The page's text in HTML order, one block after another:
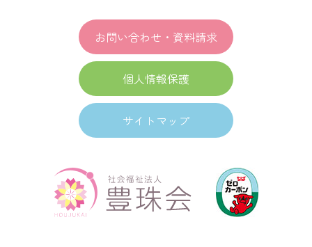
お問い合わせ・資料請求
個人情報保護
サイトマップ